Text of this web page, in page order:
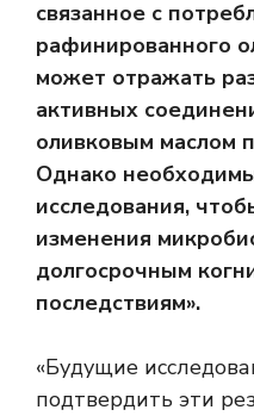
связанное с
рафинированного
может отражать
активных
оливковым маслом
Однако
исследования,
изменения
долгосрочным
последствиям».
«Будущие
подтвердить эти